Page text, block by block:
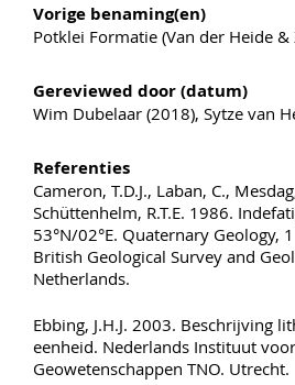
Vorige benaming(en)
Potklei Formatie (Van der Heide
Gereviewed door (datum)
Wim Dubelaar (2018), Sytze van
Referenties
Cameron, T.D.J., Laban, C.,
Schüttenhelm, R.T.E. 1986.
53°N/02°E. Quaternary Geology,
British Geological Survey and
Netherlands.
Ebbing, J.H.J. 2003. Beschrijving
eenheid. Nederlands Instituut
Geowetenschappen TNO. Utrecht.